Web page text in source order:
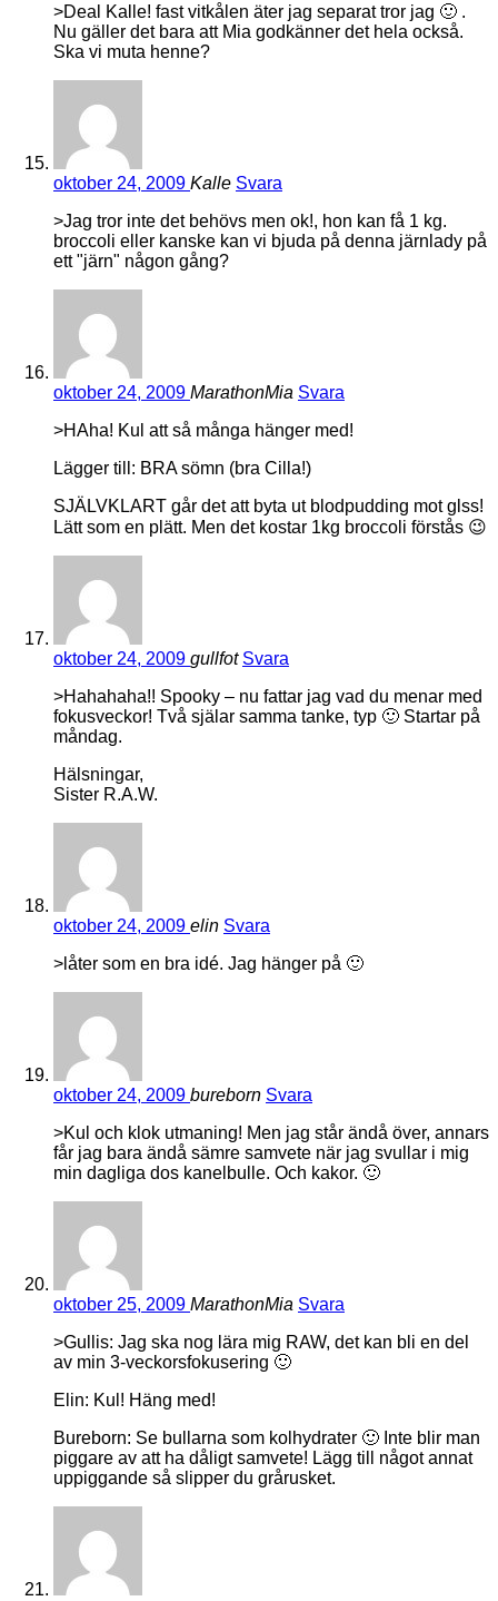
>Deal Kalle! fast vitkålen äter jag separat tror jag 🙂 .
Nu gäller det bara att Mia godkänner det hela också.
Ska vi muta henne?
oktober 24, 2009 Kalle Svara
>Jag tror inte det behövs men ok!, hon kan få 1 kg.
broccoli eller kanske kan vi bjuda på denna järnlady på
ett "järn" någon gång?
oktober 24, 2009 MarathonMia Svara
>HAha! Kul att så många hänger med!
Lägger till: BRA sömn (bra Cilla!)
SJÄLVKLART går det att byta ut blodpudding mot glss!
Lätt som en plätt. Men det kostar 1kg broccoli förstås 😉
oktober 24, 2009 gullfot Svara
>Hahahaha!! Spooky – nu fattar jag vad du menar med
fokusveckor! Två själar samma tanke, typ 🙂 Startar på
måndag.
Hälsningar,
Sister R.A.W.
oktober 24, 2009 elin Svara
>låter som en bra idé. Jag hänger på 🙂
oktober 24, 2009 bureborn Svara
>Kul och klok utmaning! Men jag står ändå över, annars
får jag bara ändå sämre samvete när jag svullar i mig
min dagliga dos kanelbulle. Och kakor. 🙂
oktober 25, 2009 MarathonMia Svara
>Gullis: Jag ska nog lära mig RAW, det kan bli en del
av min 3-veckorsfokusering 🙂
Elin: Kul! Häng med!
Bureborn: Se bullarna som kolhydrater 🙂 Inte blir man
piggare av att ha dåligt samvete! Lägg till något annat
uppiggande så slipper du grårusket.